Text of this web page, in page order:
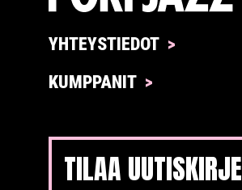
YHTEYSTIEDOT
KUMPPANIT
TILAA UUTISKIRJE